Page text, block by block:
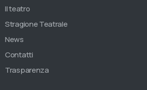
Il teatro
Stragione Teatrale
News
Contatti
Trasparenza